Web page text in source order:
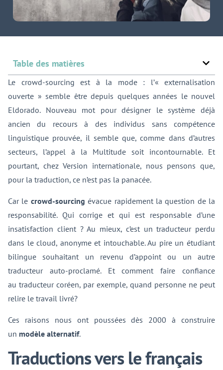
Table des matières
Le crowd-sourcing est à la mode : l’« externalisation
ouverte » semble être depuis quelques années le nouvel
Eldorado. Nouveau mot pour désigner le système déjà
ancien du recours à des individus sans compétence
linguistique prouvée, il semble que, comme dans d’autres
secteurs, l’appel à la Multitude soit incontournable. Et
pourtant, chez Version internationale, nous pensons que,
pour la traduction, ce n’est pas la panacée.
Car le crowd-sourcing évacue rapidement la question de la
responsabilité. Qui corrige et qui est responsable d’une
insatisfaction client ? Au mieux, c’est un traducteur perdu
dans le cloud, anonyme et intouchable. Au pire un étudiant
bilingue souhaitant un revenu d’appoint ou un autre
traducteur auto-proclamé. Et comment faire confiance
au traducteur coréen, par exemple, quand personne ne peut
relire le travail livré?
Ces raisons nous ont poussées dès 2000 à construire
un modèle alternatif.
Traductions vers le français